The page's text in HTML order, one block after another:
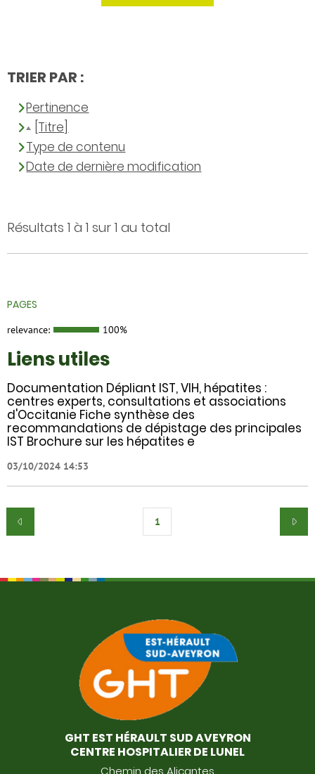
Résultats 1 à 1 sur 1 au total
PAGES
relevance: 100%
Liens utiles
Documentation Dépliant IST, VIH, hépatites :
centres experts, consultations et associations
d'Occitanie Fiche synthèse des
recommandations de dépistage des principales
IST Brochure sur les hépatites e
03/10/2024 14:53
1
TRIER PAR :
Pertinence
[Titre]
Type de contenu
Date de dernière modification
GHT EST HÉRAULT SUD AVEYRON
CENTRE HOSPITALIER DE LUNEL
Chemin des Alicantes